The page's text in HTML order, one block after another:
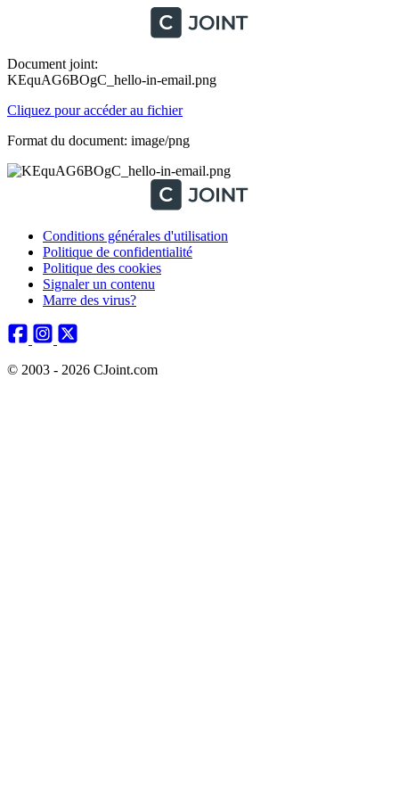
Document joint:
KEquAG6BOgC_hello-in-email.png
Cliquez pour accéder au fichier
Format du document: image/png
Conditions générales d'utilisation
Politique de confidentialité
Politique des cookies
Signaler un contenu
Marre des virus?
© 2003 - 2026 CJoint.com